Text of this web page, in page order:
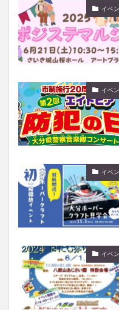
イベ
イベ
イベ
イベ